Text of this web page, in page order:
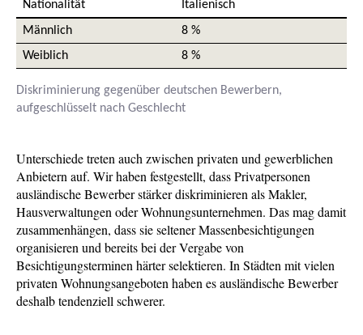
Italienisch
8 %
8 %
Diskriminierung gegenüber deutschen Bewerbern,
aufgeschlüsselt nach Geschlecht
Unterschiede treten auch zwischen privaten und gewerblichen
Anbietern auf. Wir haben festgestellt, dass Privatpersonen
ausländische Bewerber stärker diskriminieren als Makler,
Hausverwaltungen oder Wohnungsunternehmen. Das mag damit
zusammenhängen, dass sie seltener Massenbesichtigungen
organisieren und bereits bei der Vergabe von
Besichtigungsterminen härter selektieren. In Städten mit vielen
privaten Wohnungsangeboten haben es ausländische Bewerber
deshalb tendenziell schwerer.